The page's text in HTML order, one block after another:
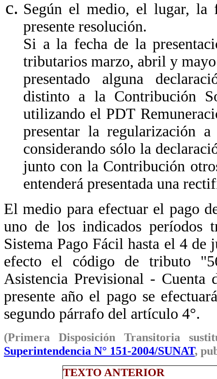
Según el medio, el lugar, la
presente resolución.
Si a la fecha de la
tributarios marzo, abril y
presentado alguna
distinto a la Contribución
utilizando el PDT
presentar la regularización
considerando sólo la
junto con la Contribución
entenderá presentada una
El medio para efectuar el pago
uno de los indicados períodos
Sistema Pago Fácil hasta el 4
efecto el código de tributo
Asistencia Previsional -
presente año el pago se
segundo párrafo del artículo 4°.
(Primera Disposición Transitoria
Superintendencia N° 151-2004/SUNAT,
TEXTO ANTERIOR